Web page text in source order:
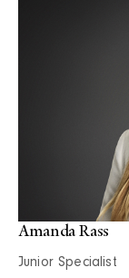
Amanda Rass
Junior Specialist